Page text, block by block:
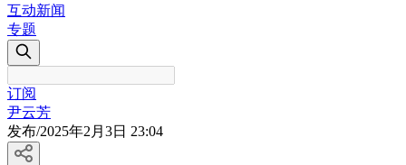
互动新闻
专题
订阅
尹云芳
发布/2025年2月3日 23:04